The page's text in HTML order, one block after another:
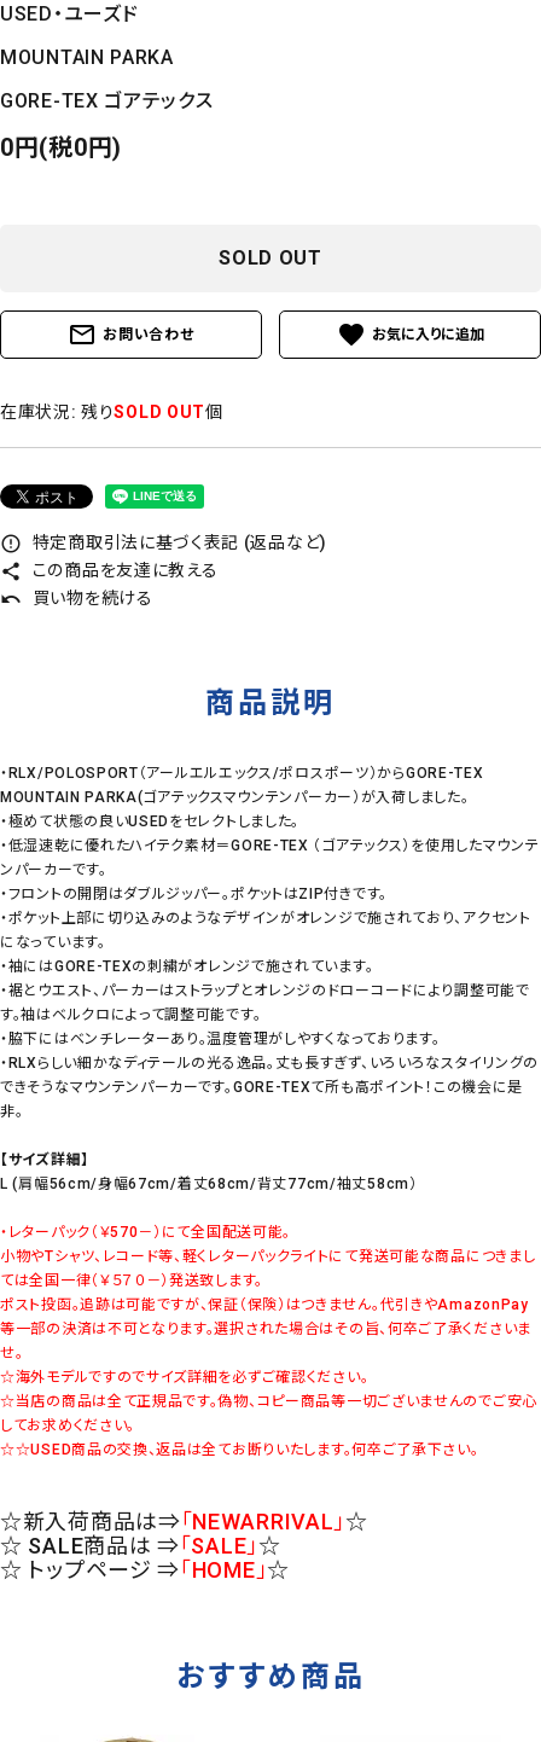
USED・ユーズド
MOUNTAIN PARKA
GORE-TEX ゴアテックス
0円(税0円)
SOLD OUT
mail_outline お問い合わせ favorite
在庫状況: 残りSOLD OUT個
error_outline 特定商取引法に基づく表記 (返品など)
share この商品を友達に教える
undo 買い物を続ける
商品説明
・RLX/POLOSPORT（アールエルエックス/ポロスポーツ）からGORE-TEX
MOUNTAIN PARKA(ゴアテックスマウンテンパーカー）が入荷しました。
・極めて状態の良いUSEDをセレクトしました。
・低湿速乾に優れたハイテク素材＝GORE-TEX （ゴアテックス）を使用したマウンテ
ンパーカーです。
・フロントの開閉はダブルジッパー。ポケットはZIP付きです。
・ポケット上部に切り込みのようなデザインがオレンジで施されており、アクセント
になっています。
・袖にはGORE-TEXの刺繍がオレンジで施されています。
・裾とウエスト、パーカーはストラップとオレンジのドローコードにより調整可能で
す。袖はベルクロによって調整可能です。
・脇下にはベンチレーターあり。温度管理がしやすくなっております。
・RLXらしい細かなディテールの光る逸品。丈も長すぎず、いろいろなスタイリングの
できそうなマウンテンパーカーです。GORE-TEXて所も高ポイント！この機会に是
非。
【サイズ詳細】
L (肩幅56cm/身幅67cm/着丈68cm/背丈77cm/袖丈58cm）
・レターパック（￥570－）にて全国配送可能。
小物やTシャツ、レコード等、軽くレターパックライトにて発送可能な商品につきまし
ては全国一律（￥５７０－）発送致します。
ポスト投函。追跡は可能ですが、保証（保険）はつきません。代引きやAmazonPay
等一部の決済は不可となります。選択された場合はその旨、何卒ご了承くださいま
せ。
☆海外モデルですのでサイズ詳細を必ずご確認ください。
☆当店の商品は全て正規品です。偽物、コピー商品等一切ございませんのでご安心
してお求めください。
☆☆USED商品の交換、返品は全てお断りいたします。何卒ご了承下さい。
☆新入荷商品は⇒「NEWARRIVAL」☆
☆ SALE商品は ⇒「SALE」☆
☆ トップページ ⇒「HOME」☆
おすすめ商品